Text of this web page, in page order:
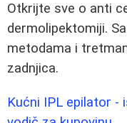
Otkrijte sve o anti
dermolipektomiji.
metodama i
zadnjica.
Kućni IPL epilator -